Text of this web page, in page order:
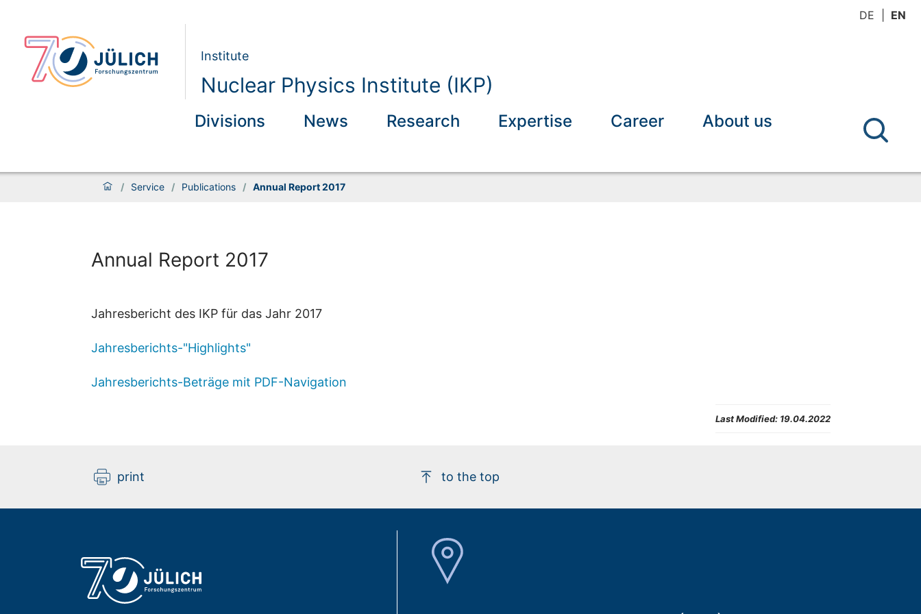
DE EN
Institute
Nuclear Physics Institute (IKP)
Divisions News Research Expertise Career About us
/ Service / Publications / Annual Report 2017
Annual Report 2017
Jahresbericht des IKP für das Jahr 2017
Jahresberichts-"Highlights"
Jahresberichts-Beträge mit PDF-Navigation
Last Modified: 19.04.2022
print to the top